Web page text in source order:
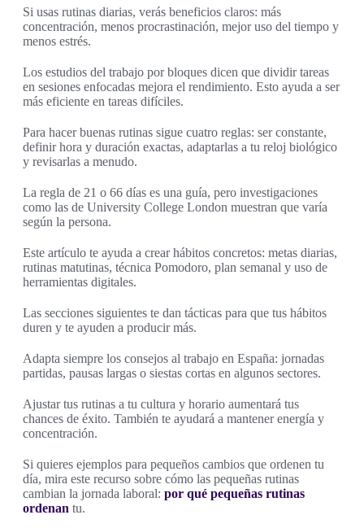
Si usas rutinas diarias, verás beneficios claros: más
concentración, menos procrastinación, mejor uso del tiempo y
menos estrés.
Los estudios del trabajo por bloques dicen que dividir tareas
en sesiones enfocadas mejora el rendimiento. Esto ayuda a ser
más eficiente en tareas difíciles.
Para hacer buenas rutinas sigue cuatro reglas: ser constante,
definir hora y duración exactas, adaptarlas a tu reloj biológico
y revisarlas a menudo.
La regla de 21 o 66 días es una guía, pero investigaciones
como las de University College London muestran que varía
según la persona.
Este artículo te ayuda a crear hábitos concretos: metas diarias,
rutinas matutinas, técnica Pomodoro, plan semanal y uso de
herramientas digitales.
Las secciones siguientes te dan tácticas para que tus hábitos
duren y te ayuden a producir más.
Adapta siempre los consejos al trabajo en España: jornadas
partidas, pausas largas o siestas cortas en algunos sectores.
Ajustar tus rutinas a tu cultura y horario aumentará tus
chances de éxito. También te ayudará a mantener energía y
concentración.
Si quieres ejemplos para pequeños cambios que ordenen tu
día, mira este recurso sobre cómo las pequeñas rutinas
cambian la jornada laboral: por qué pequeñas rutinas
ordenan tu.